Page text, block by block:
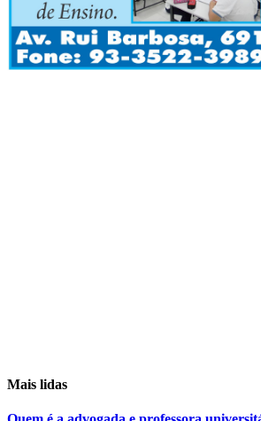
Mais lidas